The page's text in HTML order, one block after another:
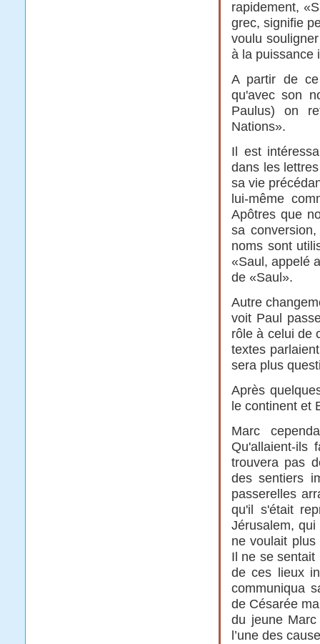
rapidement,
grec, signifie
voulu
à la puissance
A partir de ce
qu'avec son
Paulus) on
Nations».
Il est
dans les
sa vie
lui-même
Apôtres que
sa
noms sont
«Saul, appelé
de «Saul».
Autre
voit Paul
rôle à celui de
textes
sera plus
Après
le continent et
Marc
Qu'allaient-ils
trouvera pas
des sentiers
passerelles
qu'il s'était
Jérusalem,
ne voulait
Il ne se sentait
de ces lieux
communiqua
de Césarée
du jeune
l’une des